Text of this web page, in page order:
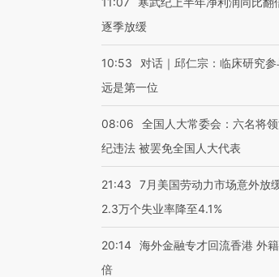
逐季放缓
10:53
对话｜邱仁宗：临床研究
远是第一位
08:06
全国人大常委会：六名将
纪违法 被罢免全国人大代表
21:43
7月美国劳动力市场意外放
2.3万个失业率降至4.1%
20:14 海外金融专才回流香港 外
倍